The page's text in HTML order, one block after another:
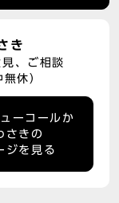
き
、ご相談
休）
ーコールか
さきの
ジを見る